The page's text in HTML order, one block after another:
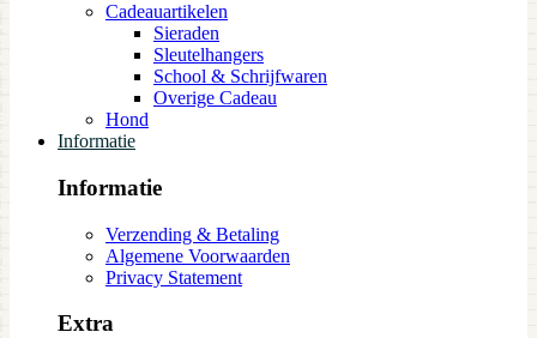
Cadeauartikelen
Sieraden
Sleutelhangers
School & Schrijfwaren
Overige Cadeau
Hond
Informatie
Informatie
Verzending & Betaling
Algemene Voorwaarden
Privacy Statement
Extra